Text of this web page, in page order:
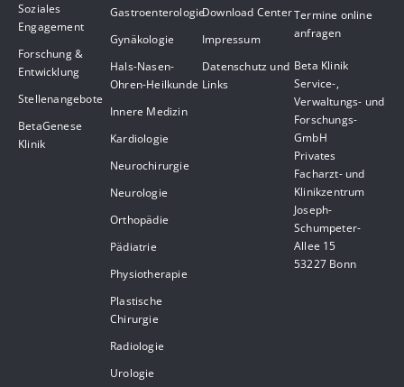
Soziales
Engagement
Forschung &
Entwicklung
Stellenangebote
BetaGenese
Klinik
Gastroenterologie
Gynäkologie
Hals-Nasen-
Ohren-Heilkunde
Innere Medizin
Kardiologie
Neurochirurgie
Neurologie
Orthopädie
Pädiatrie
Physiotherapie
Plastische
Chirurgie
Radiologie
Urologie
Download Center
Impressum
Datenschutz und
Links
Termine online
anfragen
Beta Klinik
Service-,
Verwaltungs- und
Forschungs-
GmbH
Privates
Facharzt- und
Klinikzentrum
Joseph-
Schumpeter-
Allee 15
53227 Bonn